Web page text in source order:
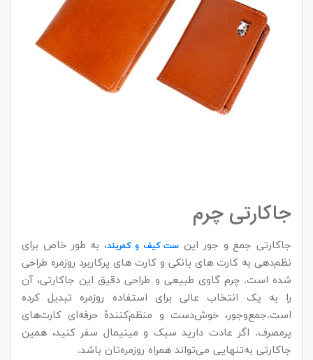
جاکارتی چرم
جاکارتی جمع‌ و جور این ست کیف و کمربند، به‌ طور خاص برای
نظم‌دهی به کارت‌ های بانکی و کارت‌ های پرکاربرد روزمره طراحی
شده است. چرم گاوی طبیعی و طراحی دقیق این جاکارتی، آن
را به یک انتخاب عالی برای استفاده روزمره تبدیل کرده
است.جمع‌وجور، خوش‌دست و منظم‌کنندهٔ حرفه‌ای کارت‌های
پرمصرف. اگر عادت دارید سبک و مینیمال سفر کنید، همین
جاکارتی به‌تنهایی می‌تواند همراه روزمره‌تان باشد.